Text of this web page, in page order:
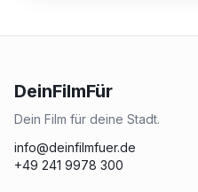
DeinFilmFür
Dein Film für deine Stadt.
info@deinfilmfuer.de
+49 241 9978 300